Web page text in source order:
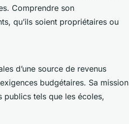
Comprendre son
qu’ils soient propriétaires ou
d’une source de revenus
budgétaires. Sa mission
publics tels que les écoles,